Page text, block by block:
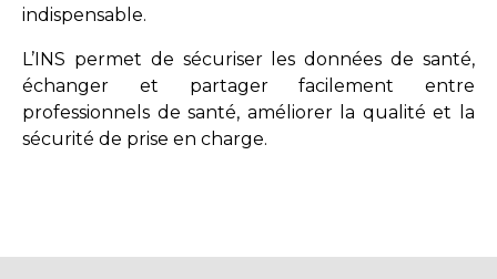
indispensable.
L’INS permet de sécuriser les données de santé,
échanger et partager facilement entre
professionnels de santé, améliorer la qualité et la
sécurité de prise en charge.